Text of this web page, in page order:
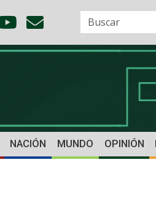
NACIÓN MUNDO OPINIÓN